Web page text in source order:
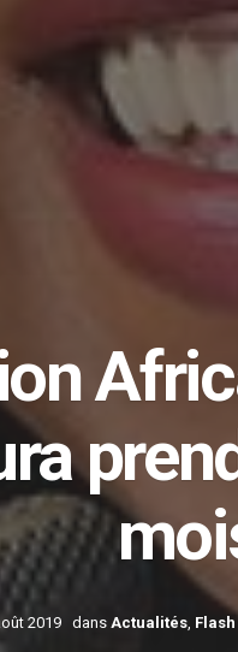
2019 dans Actualités,